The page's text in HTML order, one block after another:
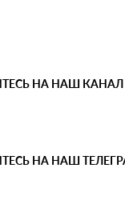
НА НАШ КАНАЛ
НА НАШ